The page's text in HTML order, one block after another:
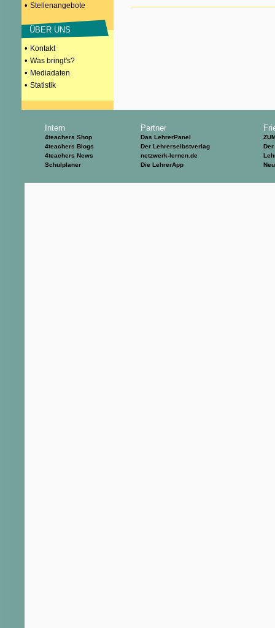
• Stellenangebote
ÜBER UNS
• Kontakt
• Was bringt's?
• Mediadaten
• Statistik
Intern
4teachers Shop
4teachers Blogs
4teachers News
Schulplaner
Partner
Das LehrerPanel
Der Lehrerselbstverlag
netzwerk-lernen.de
Die LehrerApp